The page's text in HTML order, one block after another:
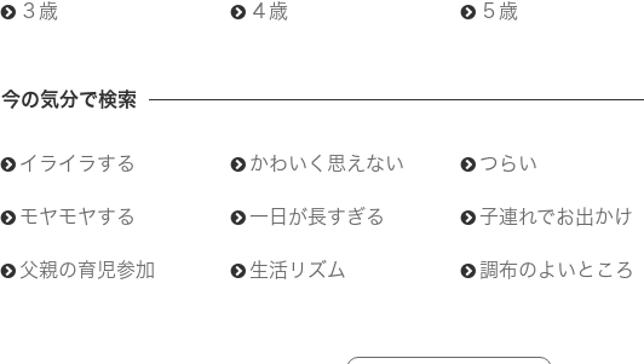
３歳 ４歳 ５歳
今の気分で検索
イライラする かわいく思えない つらい
モヤモヤする 一日が長すぎる 子連れでお出かけ
父親の育児参加 生活リズム 調布のよいところ